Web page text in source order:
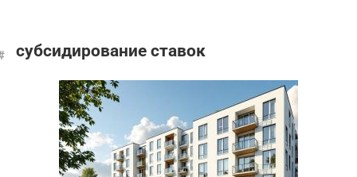
субсидирование ставок